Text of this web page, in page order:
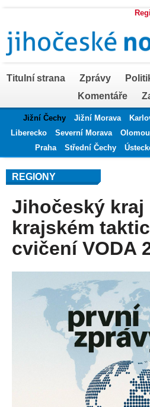
Titulní strana Zprávy
Komentáře
Jižní Čechy Jižní Morava
Liberecko
Severní Morava
Praha
Střední Čechy
REGIONY
Jihočeský kraj
krajském
cvičení VODA